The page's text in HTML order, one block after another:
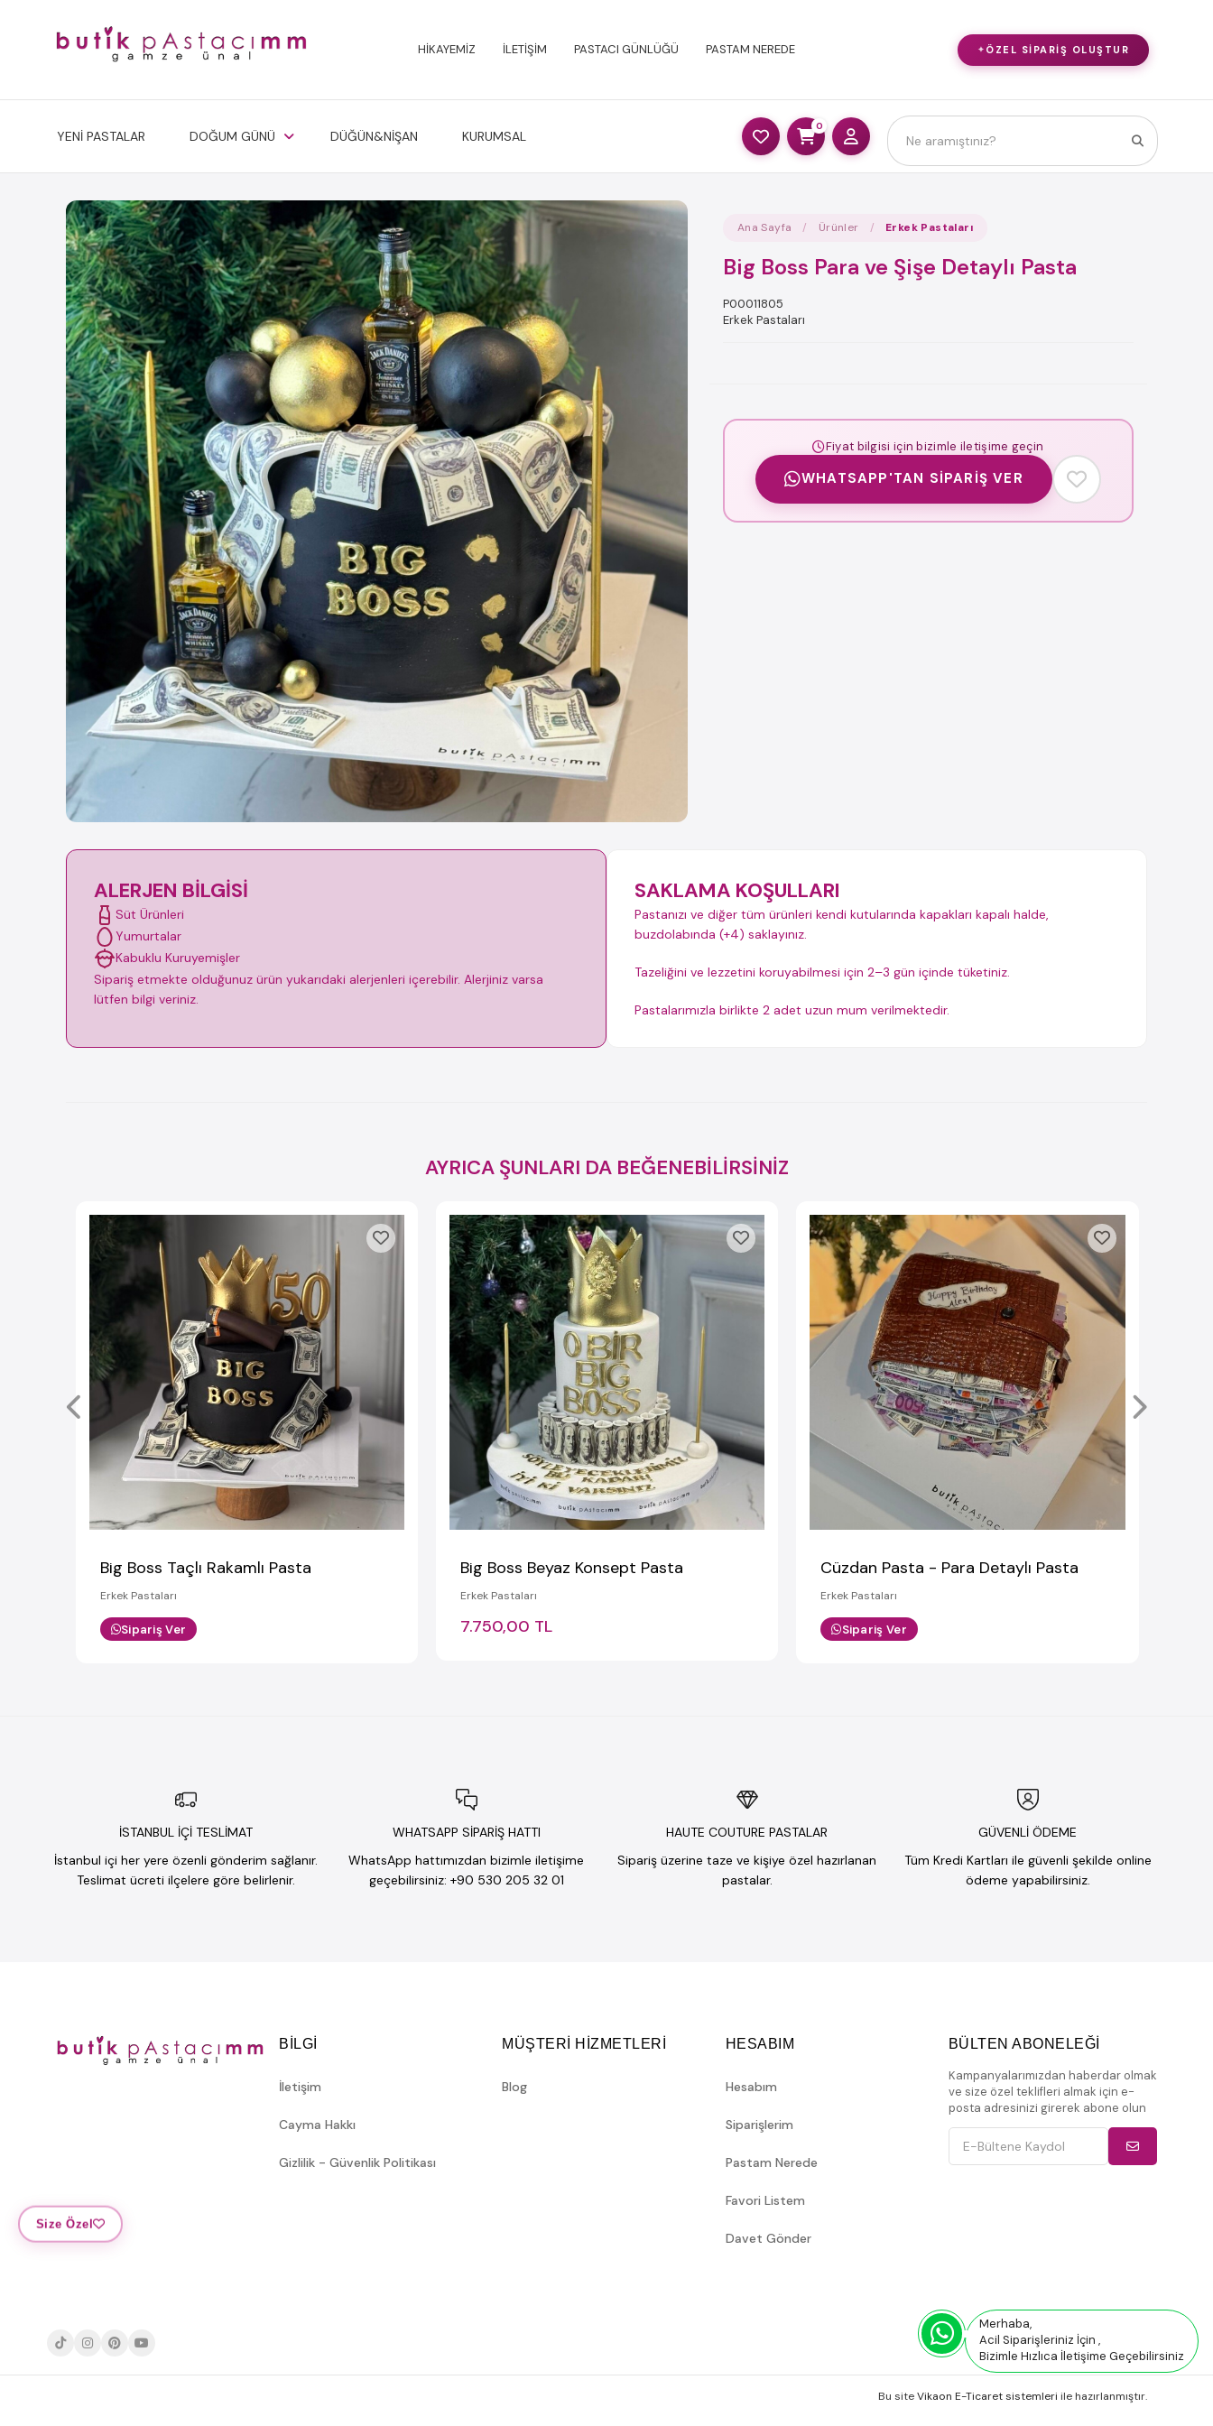
HİKAYEMİZ İLETİŞİM PASTACI GÜNLÜĞÜ PASTAM NEREDE ÖZEL SIPARIŞ OLUŞTUR
YENİ PASTALAR DOĞUM GÜNÜ DÜĞÜN&NİŞAN KURUMSAL
0
Ana Sayfa Ürünler Erkek Pastaları
Big Boss Para ve Şişe Detaylı Pasta
P00011805
Erkek Pastaları
Fiyat bilgisi için bizimle iletişime geçin
WHATSAPP'TAN SIPARIŞ VER
ALERJEN BILGISI
Süt Ürünleri
Yumurtalar
Kabuklu Kuruyemişler
Sipariş etmekte olduğunuz ürün yukarıdaki alerjenleri içerebilir. Alerjiniz varsa
lütfen bilgi veriniz.
SAKLAMA KOŞULLARI
Pastanızı ve diğer tüm ürünleri kendi kutularında kapakları kapalı halde,
buzdolabında (+4) saklayınız.
Tazeliğini ve lezzetini koruyabilmesi için 2–3 gün içinde tüketiniz.
Pastalarımızla birlikte 2 adet uzun mum verilmektedir.
AYRICA ŞUNLARI DA BEĞENEBİLİRSİNİZ
Big Boss Taçlı Rakamlı Pasta
Erkek Pastaları
Sipariş Ver
Big Boss Beyaz Konsept Pasta
Erkek Pastaları
7.750,00 TL
Cüzdan Pasta - Para Detaylı Pasta
Erkek Pastaları
Sipariş Ver
İSTANBUL İÇİ TESLİMAT
İstanbul içi her yere özenli gönderim sağlanır.
Teslimat ücreti ilçelere göre belirlenir.
WHATSAPP SİPARİŞ HATTI
WhatsApp hattımızdan bizimle iletişime
geçebilirsiniz: +90 530 205 32 01
HAUTE COUTURE PASTALAR
Sipariş üzerine taze ve kişiye özel hazırlanan
pastalar.
GÜVENLİ ÖDEME
Tüm Kredi Kartları ile güvenli şekilde online
ödeme yapabilirsiniz.
BILGI
İletişim
Cayma Hakkı
Gizlilik - Güvenlik Politikası
MÜŞTERİ HİZMETLERİ
Blog
HESABIM
Hesabım
Siparişlerim
Pastam Nerede
Favori Listem
Davet Gönder
BÜLTEN ABONELEĞİ
Kampanyalarımızdan haberdar olmak
ve size özel teklifleri almak için e-
posta adresinizi girerek abone olun
Bu siteVikaon E-Ticaret sistemleri ile hazırlanmıştır.
Merhaba,
Acil Siparişleriniz İçin ,
Bizimle Hızlıca İletişime Geçebilirsiniz
Size Özel